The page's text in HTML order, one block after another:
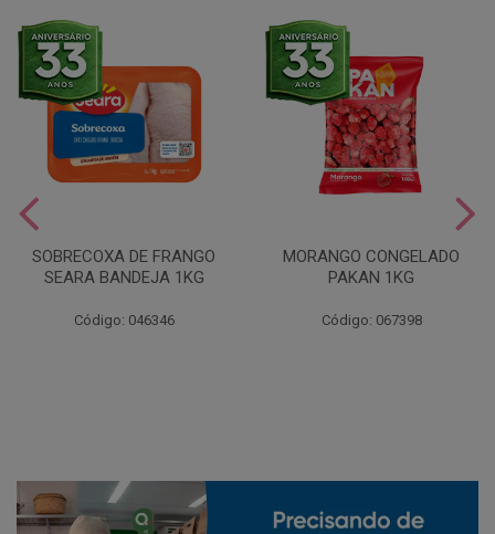
SOBRECOXA DE FRANGO
SEARA BANDEJA 1KG
Código: 046346
MORANGO CONGELADO
PAKAN 1KG
Código: 067398